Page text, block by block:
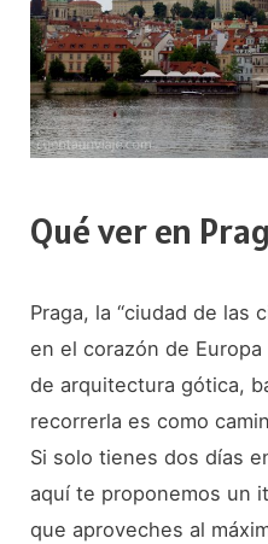
Qué ver en
Praga, la “ciudad de las
en el corazón de
de arquitectura gótica,
recorrerla es como
Si solo tienes dos días
aquí te proponemos un
que aproveches al